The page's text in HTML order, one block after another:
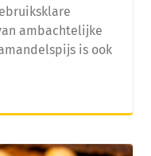
ambachtelijke
is ook